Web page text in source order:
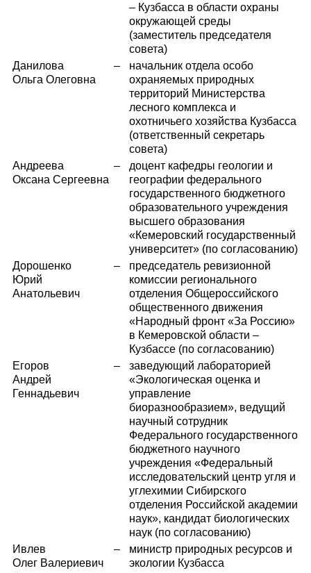
– Кузбасса в области охраны
окружающей среды
(заместитель председателя
совета)
Данилова
Ольга Олеговна
–
начальник отдела особо
охраняемых природных
территорий Министерства
лесного комплекса и
охотничьего хозяйства Кузбасса
(ответственный секретарь
совета)
Андреева
Оксана Сергеевна
–
доцент кафедры геологии и
географии федерального
государственного бюджетного
образовательного учреждения
высшего образования
«Кемеровский государственный
университет» (по согласованию)
Дорошенко
Юрий
Анатольевич
–
председатель ревизионной
комиссии регионального
отделения Общероссийского
общественного движения
«Народный фронт «За Россию»
в Кемеровской области –
Кузбассе (по согласованию)
Егоров
Андрей
Геннадьевич
–
заведующий лабораторией
«Экологическая оценка и
управление
биоразнообразием», ведущий
научный сотрудник
Федерального государственного
бюджетного научного
учреждения «Федеральный
исследовательский центр угля и
углехимии Сибирского
отделения Российской академии
наук», кандидат биологических
наук (по согласованию)
Ивлев
Олег Валериевич
–
министр природных ресурсов и
экологии Кузбасса